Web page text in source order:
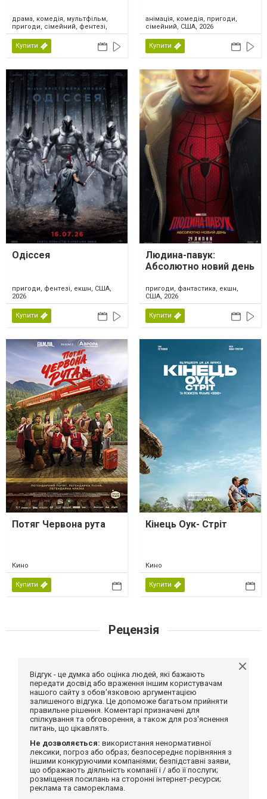
драма, комедія, мультфільм,
пригоди, сімейний, фентезі,
США, 2026
Купити
анімація, комедія, пригоди,
сімейний, США, 2026
Купити
Одіссея
пригоди, фентезі, екшн, США,
2026
Купити
Людина-павук:
Абсолютно новий день
пригоди, фантастика, екшн,
США, 2026
Купити
Потяг Червона рута
Кино
Купити
Кінець Оук- Стріт
Кино
Купити
Рецензія
Відгук - це думка або оцінка людей, які бажають
передати досвід або враження іншим користувачам
нашого сайту з обов'язковою аргументацією
залишеного відгука. Це допоможе багатьом прийняти
правильне рішення. Коментарі призначені для
спілкування та обговорення, а також для роз'яснення
питань, що цікавлять.
Не дозволяється: використання ненормативної
лексики, погроз або образ; безпосереднє порівняння з
іншими конкуруючими компаніями; безпідставні заяви,
що ображають діяльність компанії і / або її послуги;
розміщення посилань на сторонні інтернет-ресурси;
реклама та самореклама.